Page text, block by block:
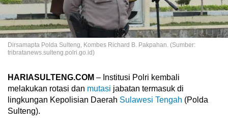
Dirsamapta Polda Sulteng, Kombes Richard B. Pakpahan. (Sumber:
tribratanews.sulteng.polri.go.id)
HARIASULTENG.COM – Institusi Polri kembali
melakukan rotasi dan mutasi jabatan termasuk di
lingkungan Kepolisian Daerah Sulawesi Tengah (Polda
Sulteng).